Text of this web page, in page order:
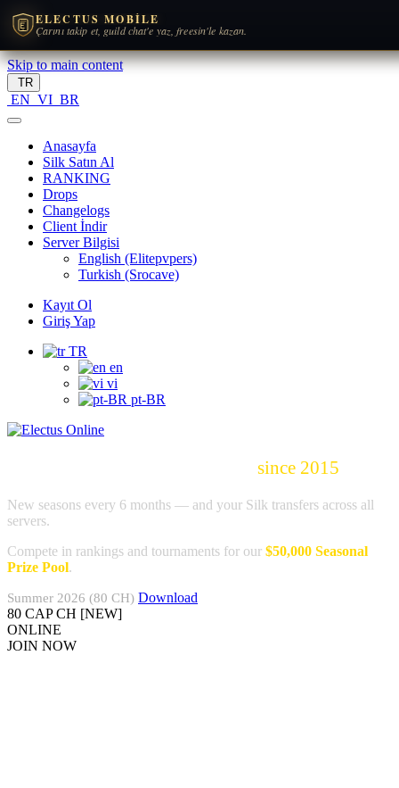
ELECTUS MOBILE
Çarını takip et, guild chat'e yaz, freesin'le kazan.
Skip to main content
TR
EN VI BR
Anasayfa
Silk Satın Al
RANKING
Drops
Changelogs
Client İndir
Server Bilgisi
English (Elitepvpers)
Turkish (Srocave)
Kayıt Ol
Giriş Yap
TR
en
vi
pt-BR
since 2015
New seasons every 6 months — and your Silk transfers across all
servers.
Compete in rankings and tournaments for our $50,000 Seasonal
Prize Pool.
Summer 2026 (80 CH) Download
80 CAP CH [NEW]
ONLINE
JOIN NOW